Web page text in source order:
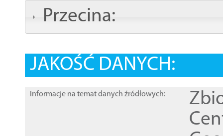
Przecina:
JAKOŚĆ DANYCH:
Informacje na temat danych źródłowych: